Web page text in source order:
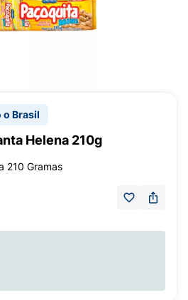
o Brasil
Helena 210g
210 Gramas